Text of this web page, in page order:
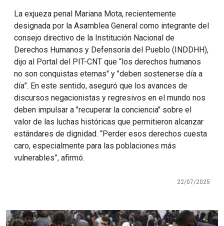
La exjueza penal Mariana Mota, recientemente
designada por la Asamblea General como integrante del
consejo directivo de la Institución Nacional de
Derechos Humanos y Defensoría del Pueblo (INDDHH),
dijo al Portal del PIT-CNT que “los derechos humanos
no son conquistas eternas" y "deben sostenerse día a
día”. En este sentido, aseguró que los avances de
discursos negacionistas y regresivos en el mundo nos
deben impulsar a "recuperar la conciencia" sobre el
valor de las luchas históricas que permitieron alcanzar
estándares de dignidad. “Perder esos derechos cuesta
caro, especialmente para las poblaciones más
vulnerables”, afirmó.
22/07/2025
Imagen